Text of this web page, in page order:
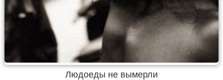
Людоеды не вымерли